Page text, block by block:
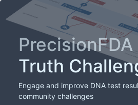
PrecisionFDA
Truth
Engage and improve DNA test
community challenges